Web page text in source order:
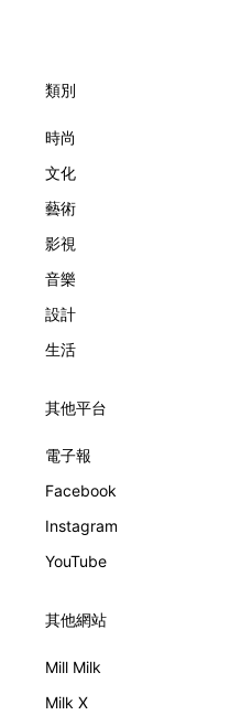
子，以及訴說時間的珠寶。
大主題展區，彰顯世家的核
級鐘錶大賞（Grand Prix
擁而吻。雙逆跳機芯精準驅
象概念，而是心跳的律動。
Lady Arpels Bal des Amoureux
類別
時尚
文化
藝術
影視
音樂
設計
生活
其他平台
電子報
Facebook
Instagram
YouTube
其他網站
Mill Milk
Milk X